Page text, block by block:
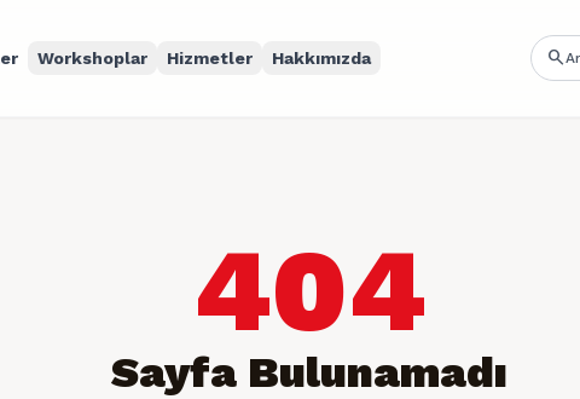
Workshoplar Hizmetler Hakkımızda search
404
Sayfa Bulunamadı